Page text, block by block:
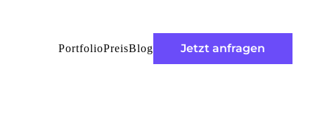
PortfolioPreisBlog Jetzt anfragen